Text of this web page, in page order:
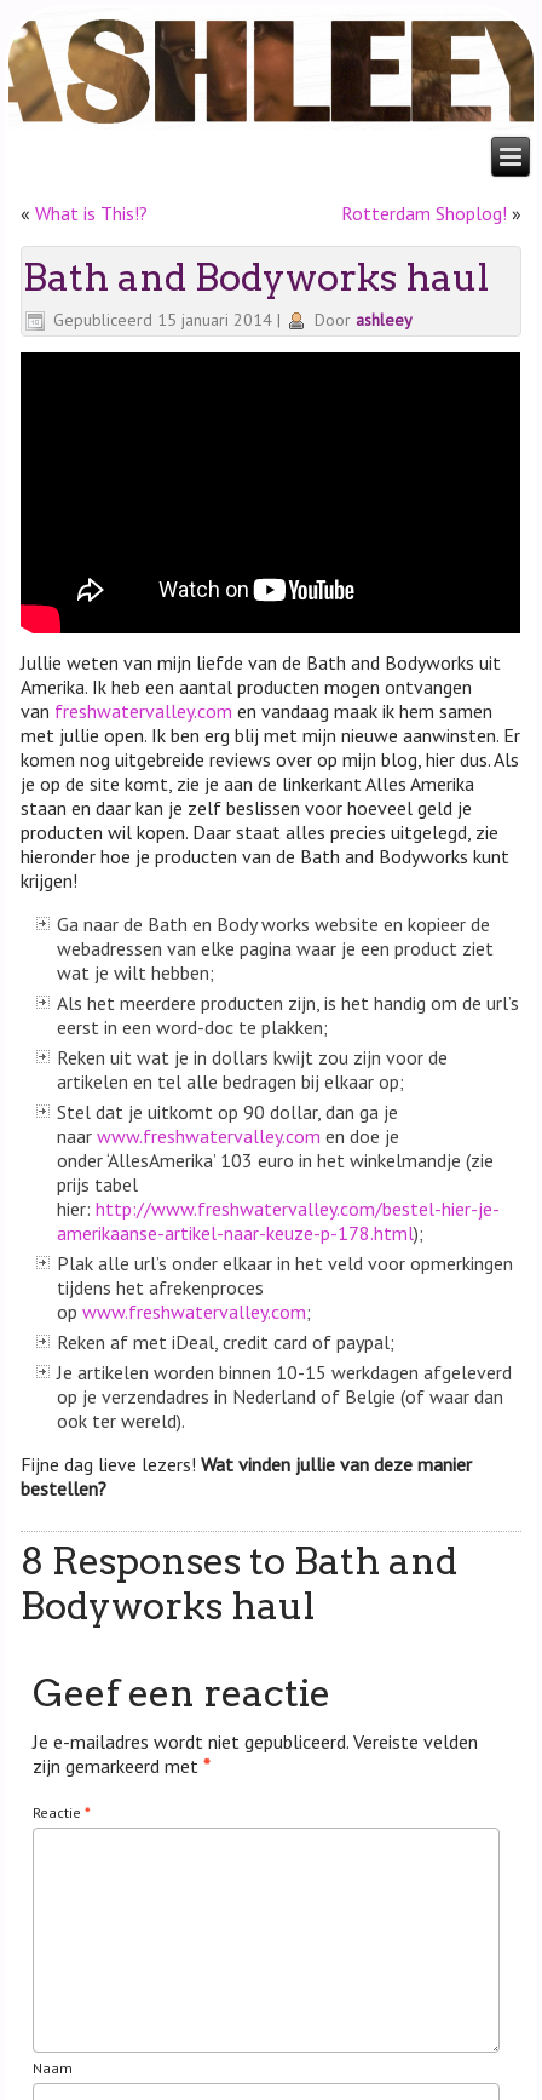
«What is This!? Rotterdam Shoplog! »
Bath and Bodyworks haul
Gepubliceerd 15 januari 2014 | Door ashleey
Jullie weten van mijn liefde van de Bath and Bodyworks uit
Amerika. Ik heb een aantal producten mogen ontvangen
van freshwatervalley.com en vandaag maak ik hem samen
met jullie open. Ik ben erg blij met mijn nieuwe aanwinsten. Er
komen nog uitgebreide reviews over op mijn blog, hier dus. Als
je op de site komt, zie je aan de linkerkant Alles Amerika
staan en daar kan je zelf beslissen voor hoeveel geld je
producten wil kopen. Daar staat alles precies uitgelegd, zie
hieronder hoe je producten van de Bath and Bodyworks kunt
krijgen!
Ga naar de Bath en Body works website en kopieer de
webadressen van elke pagina waar je een product ziet
wat je wilt hebben;
Als het meerdere producten zijn, is het handig om de url’s
eerst in een word-doc te plakken;
Reken uit wat je in dollars kwijt zou zijn voor de
artikelen en tel alle bedragen bij elkaar op;
Stel dat je uitkomt op 90 dollar, dan ga je
naarwww.freshwatervalley.com en doe je
onder ‘AllesAmerika’ 103 euro in het winkelmandje (zie
prijs tabel
hier:http://www.freshwatervalley.com/bestel-hier-je-
amerikaanse-artikel-naar-keuze-p-178.html);
Plak alle url’s onder elkaar in het veld voor opmerkingen
tijdens het afrekenproces
opwww.freshwatervalley.com;
Reken af met iDeal, credit card of paypal;
Je artikelen worden binnen 10-15 werkdagen afgeleverd
op je verzendadres in Nederland of Belgie (of waar dan
ook ter wereld).
Fijne dag lieve lezers!Wat vinden jullie van deze manier
bestellen?
8 Responses to Bath and
Bodyworks haul
Geef een reactie
Je e-mailadres wordt niet gepubliceerd. Vereiste velden
zijn gemarkeerd met*
Reactie*
Naam